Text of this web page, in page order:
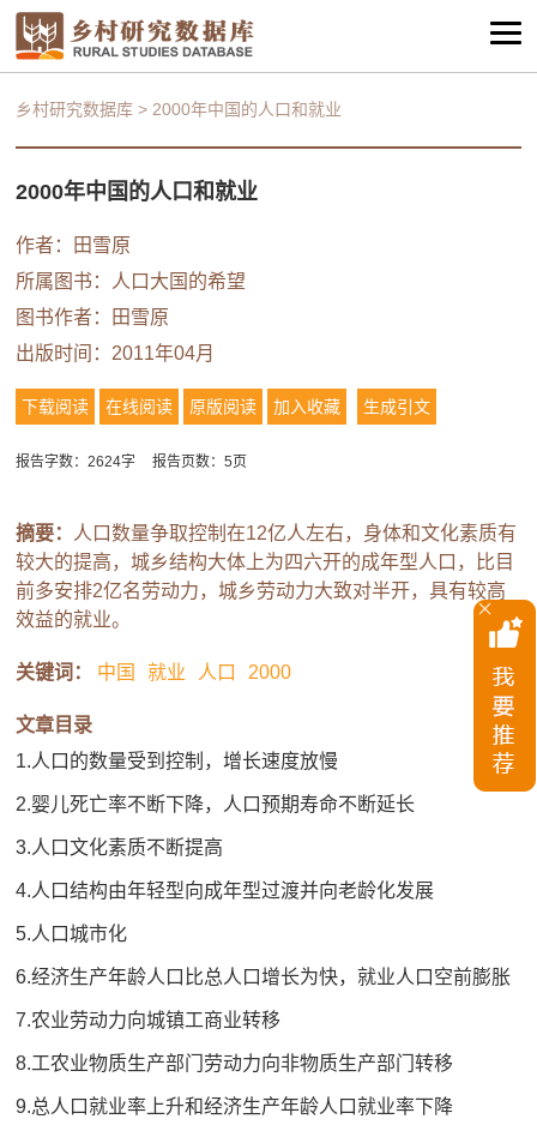
乡村研究数据库 >2000年中国的人口和就业
2000年中国的人口和就业
作者：田雪原
所属图书： 人口大国的希望
图书作者：田雪原
出版时间：2011年04月
下载阅读 在线阅读 原版阅读 加入收藏 生成引文
报告字数：2624字 报告页数：5页
摘要： 人口数量争取控制在12亿人左右，身体和文化素质有
较大的提高，城乡结构大体上为四六开的成年型人口，比目
前多安排2亿名劳动力，城乡劳动力大致对半开，具有较高
效益的就业。
关键词： 中国 就业 人口 2000
文章目录
1.人口的数量受到控制，增长速度放慢
2.婴儿死亡率不断下降，人口预期寿命不断延长
3.人口文化素质不断提高
4.人口结构由年轻型向成年型过渡并向老龄化发展
5.人口城市化
6.经济生产年龄人口比总人口增长为快，就业人口空前膨胀
7.农业劳动力向城镇工商业转移
8.工农业物质生产部门劳动力向非物质生产部门转移
9.总人口就业率上升和经济生产年龄人口就业率下降